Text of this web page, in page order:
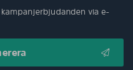
via e-